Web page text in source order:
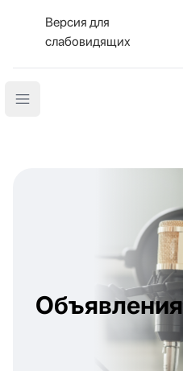
Версия для
слабовидящих
Open main menu
Объявления